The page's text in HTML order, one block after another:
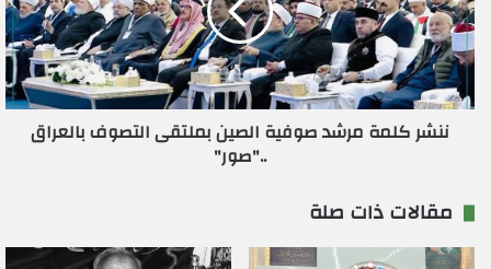
ننشر كلمة مرشد صوفية الصين بملتقى التصوف بالعراق
.."صور"
مقالات ذات صلة